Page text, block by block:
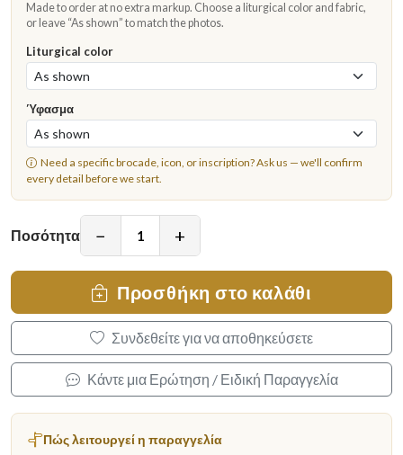
Made to order at no extra markup. Choose a liturgical color and fabric,
or leave “As shown” to match the photos.
Liturgical color
Ύφασμα
Need a specific brocade, icon, or inscription?Ask us — we'll confirm
every detail before we start.
Ποσότητα − +
Προσθήκη στο καλάθι
Συνδεθείτε για να αποθηκεύσετε
Κάντε μια Ερώτηση / Ειδική Παραγγελία
Πώς λειτουργεί η παραγγελία